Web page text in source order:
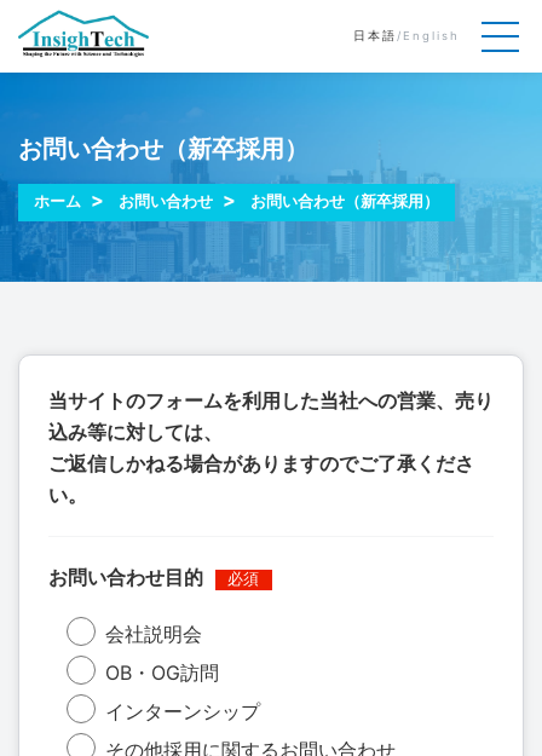
日本語 / English
お問い合わせ（新卒採用）
ホーム お問い合わせ お問い合わせ（新卒採用）
当サイトのフォームを利用した当社への営業、売り
込み等に対しては、
ご返信しかねる場合がありますのでご了承くださ
い。
お問い合わせ目的
会社説明会
OB・OG訪問
インターンシップ
その他採用に関するお問い合わせ